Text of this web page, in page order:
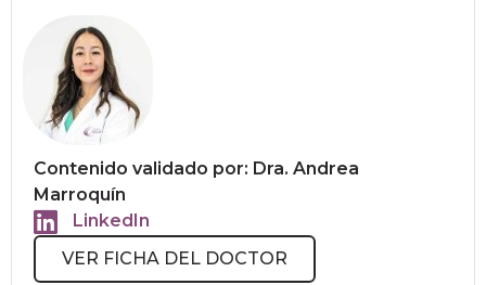
Contenido validado por: Dra. Andrea
Marroquín
LinkedIn
VER FICHA DEL DOCTOR